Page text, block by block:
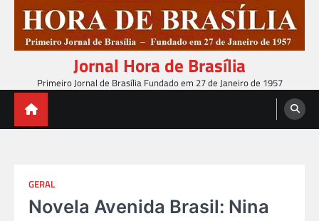
content
Jornal Hora de Brasília
Primeiro Jornal de Brasília Fundado em 27 de Janeiro de 1957
GERAL
Novela Avenida Brasil: Nina